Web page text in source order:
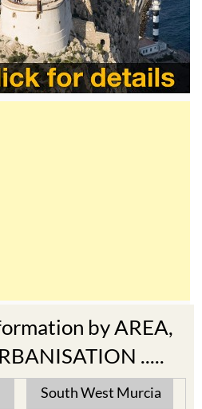
by AREA,
.....
South West Murcia